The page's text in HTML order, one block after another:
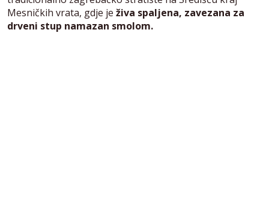
Mesničkih vrata, gdje je živa spaljena, zavezana za
drveni stup namazan smolom.